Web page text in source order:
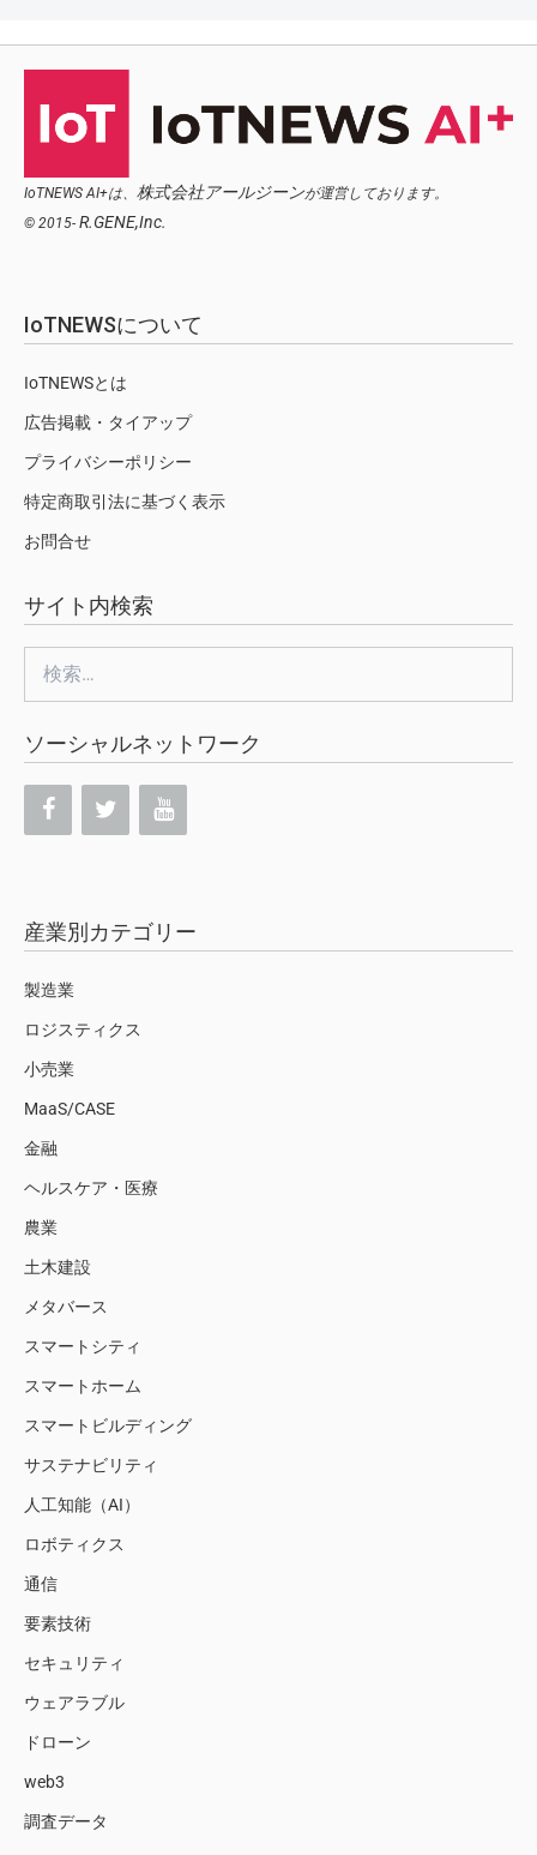
IoTNEWS AI+は、 株式会社アールジーンが運営しております。
© 2015- R.GENE,Inc.
IoTNEWSについて
IoTNEWSとは
広告掲載・タイアップ
プライバシーポリシー
特定商取引法に基づく表示
お問合せ
サイト内検索
ソーシャルネットワーク
産業別カテゴリー
製造業
ロジスティクス
小売業
MaaS/CASE
金融
ヘルスケア・医療
農業
土木建設
メタバース
スマートシティ
スマートホーム
スマートビルディング
サステナビリティ
人工知能（AI）
ロボティクス
通信
要素技術
セキュリティ
ウェアラブル
ドローン
web3
調査データ